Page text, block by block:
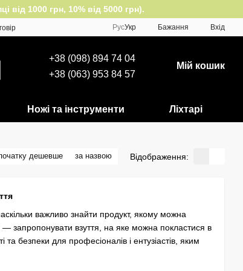
від 1000 грн, 10% від 5000 грн).
РусУкр Бажання Вхід
+38 (098) 894 74 04
+38 (063) 953 84 57
Мій кошик
Ножі та інструменти Ліхтарі
дешевше за назвою Відображення:
важливо знайти продукт, якому можна
запропонувати взуття, на яке можна покластися в
безпеки для професіоналів і ентузіастів, яким